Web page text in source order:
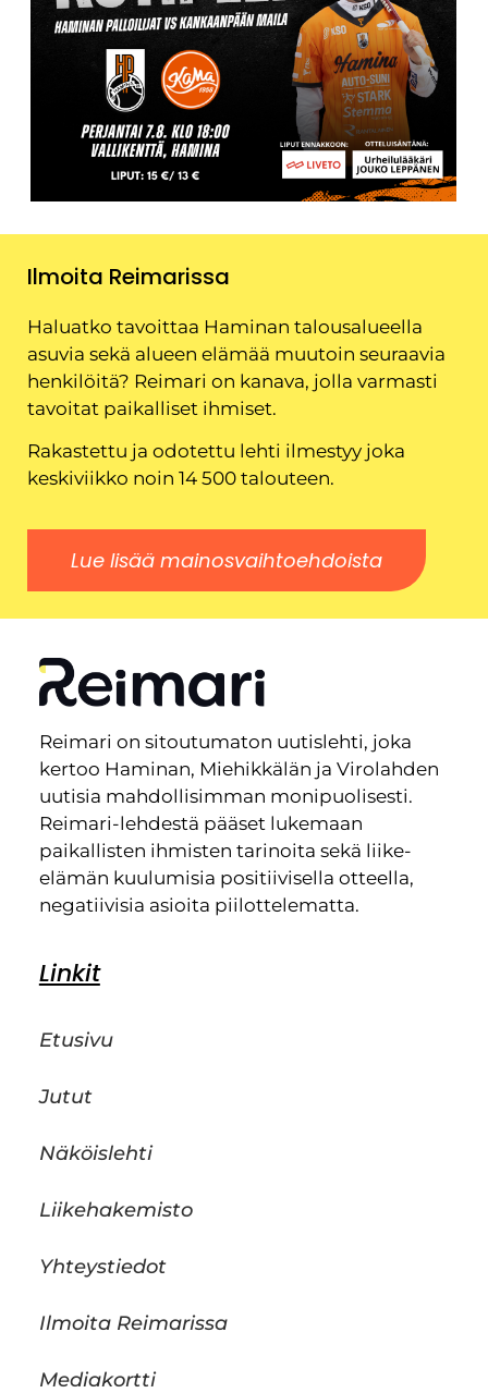
Ilmoita Reimarissa
Haluatko tavoittaa Haminan talousalueella
asuvia sekä alueen elämää muutoin seuraavia
henkilöitä? Reimari on kanava, jolla varmasti
tavoitat paikalliset ihmiset.
Rakastettu ja odotettu lehti ilmestyy joka
keskiviikko noin 14 500 talouteen.
Lue lisää mainosvaihtoehdoista
Reimari on sitoutumaton uutislehti, joka
kertoo Haminan, Miehikkälän ja Virolahden
uutisia mahdollisimman monipuolisesti.
Reimari-lehdestä pääset lukemaan
paikallisten ihmisten tarinoita sekä liike-
elämän kuulumisia positiivisella otteella,
negatiivisia asioita piilottelematta.
Linkit
Etusivu
Jutut
Näköislehti
Liikehakemisto
Yhteystiedot
Ilmoita Reimarissa
Mediakortti